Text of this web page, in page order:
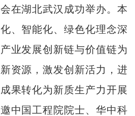
在湖北武汉成功举办。本
、智能化、绿色化理念深
业发展创新链与价值链为
资源，激发创新活力，进
果转化为新质生产力开展
中国工程院院士、华中科